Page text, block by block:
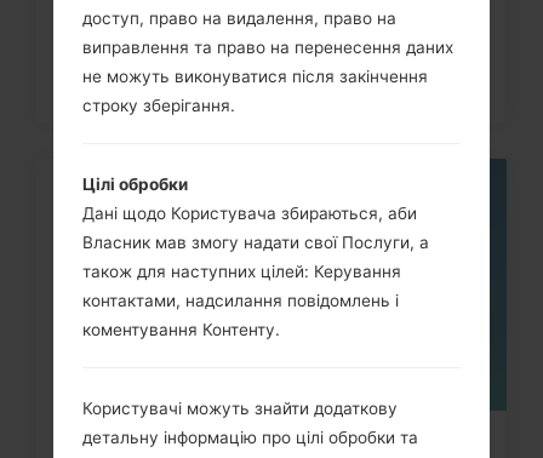
доступ, право на видалення, право на
виправлення та право на перенесення даних
не можуть виконуватися після закінчення
строку зберігання.
Цілі обробки
Дані щодо Користувача збираються, аби
Власник мав змогу надати свої Послуги, а
також для наступних цілей: Керування
контактами, надсилання повідомлень і
коментування Контенту.
Користувачі можуть знайти додаткову
детальну інформацію про цілі обробки та